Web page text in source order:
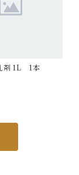
剤 1L 1本